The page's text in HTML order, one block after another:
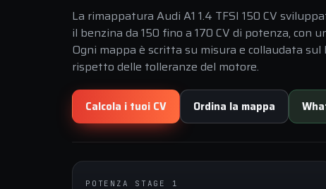
La rimappatura Audi A1 1.4 TFSI 150 CV
il benzina da 150 fino a 170 CV di potenza, con
Ogni mappa è scritta su misura e collaudata sul
rispetto delle tolleranze del motore.
Calcola i tuoi CV Ordina la mappa
POTENZA STAGE 1